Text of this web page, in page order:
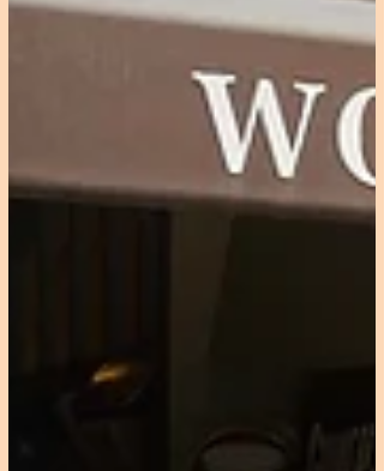
ーヌさんのカツサンドも『いちご食堂価